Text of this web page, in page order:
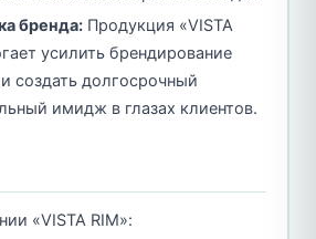
бренда: Продукция «VISTA
усилить брендирование
создать долгосрочный
имидж в глазах клиентов.
«VISTA RIM»: